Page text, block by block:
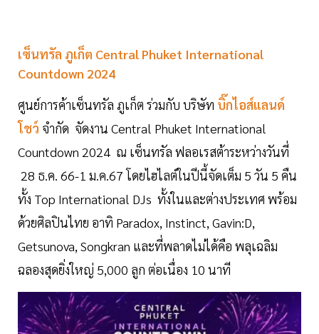
เซ็นทรัล ภูเก็ต Central Phuket International
Countdown 2024
ศูนย์การค้าเซ็นทรัล ภูเก็ต ร่วมกับ บริษัท บิ๊กไอส์แลนด์
โชว์ จำกัด จัดงาน Central Phuket International
Countdown 2024 ณ เซ็นทรัล ฟลอเรสต้าระหว่างวันที่
28 ธ.ค. 66-1 ม.ค.67 โดยไฮไลต์ในปีนี้จัดเต็ม 5 วัน 5 คืน
ทั้ง Top International DJs ทั้งในและต่างประเทศ พร้อม
ด้วยศิลปินไทย อาทิ Paradox, Instinct, Gavin:D,
Getsunova, Songkran และที่พลาดไม่ได้คือ พลุเฉลิม
ฉลองสุดยิ่งใหญ่ 5,000 ลูก ต่อเนื่อง 10 นาที